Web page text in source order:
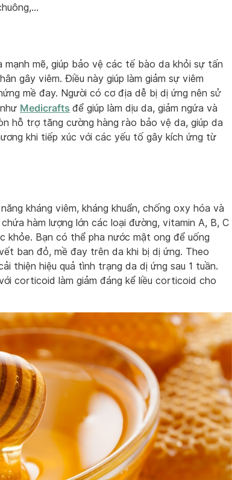
mẽ, giúp bảo vệ các tế bào da khỏi sự tấn
gây viêm. Điều này giúp làm giảm sự viêm
mề đay. Người có cơ địa dễ bị dị ứng nên sử
Medicrafts để giúp làm dịu da, giảm ngứa và
hỗ trợ tăng cường hàng rào bảo vệ da, giúp da
khi tiếp xúc với các yếu tố gây kích ứng từ
kháng viêm, kháng khuẩn, chống oxy hóa và
hàm lượng lớn các loại đường, vitamin A, B, C
khỏe. Bạn có thể pha nước mật ong để uống
ban đỏ, mề đay trên da khi bị dị ứng. Theo
thiện hiệu quả tình trạng da dị ứng sau 1 tuần.
corticoid làm giảm đáng kể liều corticoid cho